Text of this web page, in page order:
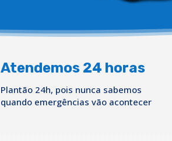
Atendemos 24 horas
Plantão 24h, pois nunca sabemos
quando emergências vão acontecer